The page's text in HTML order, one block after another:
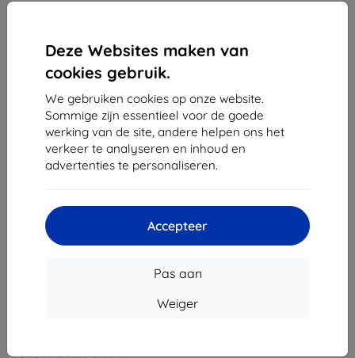
Deze Websites maken van
cookies gebruik.
We gebruiken cookies op onze website.
Sommige zijn essentieel voor de goede
werking van de site, andere helpen ons het
verkeer te analyseren en inhoud en
advertenties te personaliseren.
Accepteer
Pas aan
Weiger
Ulica Rudolfa Mocka 3750/2A
841 04 Bratislava
SK2023549671